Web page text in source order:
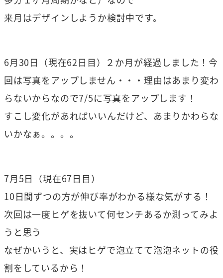
来月はデザインしようか検討中です。
6月30日（現在62日目）２か月が経過しました！今
回は写真をアップしません・・・理由はあまり変わ
らないからなので7/5に写真をアップします！
すこし変化があればいいんだけど、あまりかわらな
いかなぁ。。。。
7月5日（現在67日目）
10日間ずつの方が伸び率がわかる様な気がする！
次回は一度ヒゲを抜いて何センチあるか測ってみよ
うと思う
なぜかいうと、実はヒゲで泡立てて泡泡ネットの役
割をしているから！